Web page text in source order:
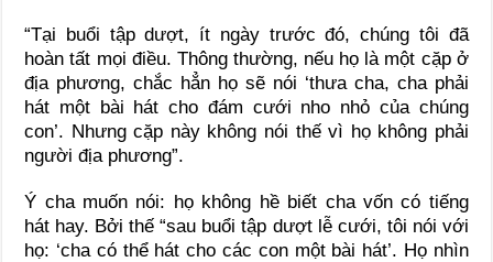
“Tại buổi tập dượt, ít ngày trước đó, chúng tôi đã
hoàn tất mọi điều. Thông thường, nếu họ là một cặp ở
địa phương, chắc hẳn họ sẽ nói ‘thưa cha, cha phải
hát một bài hát cho đám cưới nho nhỏ của chúng
con’. Nhưng cặp này không nói thế vì họ không phải
người địa phương”.
Ý cha muốn nói: họ không hề biết cha vốn có tiếng
hát hay. Bởi thế “sau buổi tập dượt lễ cưới, tôi nói với
họ: ‘cha có thể hát cho các con một bài hát’. Họ nhìn